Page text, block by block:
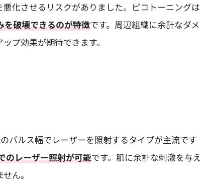
化させるリスクがありました。ピコトーニングは
を破壊できるのが特徴です。周辺組織に余計なダ
プ効果が期待できます。
パルス幅でレーザーを照射するタイプが主流です
のレーザー照射が可能です。肌に余計な刺激を与
ん。